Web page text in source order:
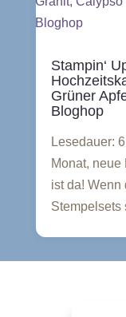
Stampin‘
Grüner
Bloghop
Lesedauer:
Monat,
ist da! Wenn
Stempelsets